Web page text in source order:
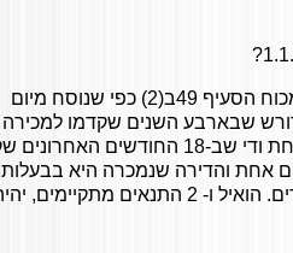
בתרחיש כזה יהיה זכאי לפטור מלא ממס שבח מכוח הסעיף 49ב(2) כפי שנוסח מיום
שדורש שבארבע השנים שקדמו
הייתה בבעלותו של המוכר יותר מדירת מגורים אחת ודי שב-18 החודשים
אחת והדירה שנמכרה היא
לפחות 18 חודשים מהיום שבו הפכה לדירת מגורים. הואיל ו- 2 התנאים